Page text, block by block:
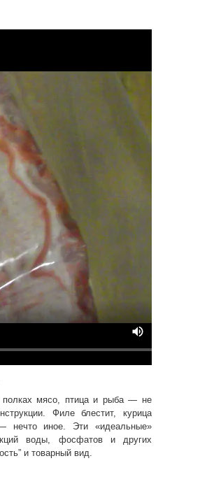
мясо, птица и рыба — не
Филе блестит, курица
нечто иное. Эти «идеальные»
воды, фосфатов и других
и товарный вид.